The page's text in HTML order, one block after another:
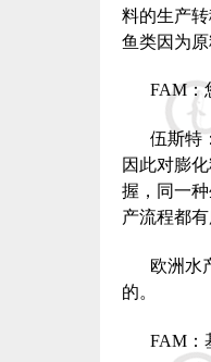
料的生产
鱼类因为
FAM：
伍斯特
因此对膨
握，同一
产流程都
欧洲水
的。
FAM